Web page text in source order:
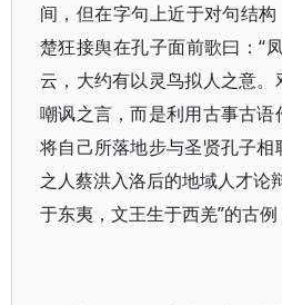
间，但在字句上近于对句结构
楚狂接舆在孔子面前歌曰：“
云，大约有以灵鸟拟人之意
嘲讽之言，而是利用古事古
将自己所落地步与圣贤孔子
之人蔡洪入洛后的地域人才论
于东夷，文王生于西羌”的古例